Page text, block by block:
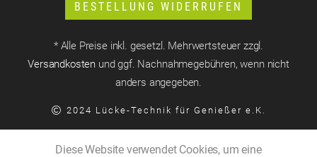
BESTELLUNG WIDERRUFEN
* Alle Preise inkl. gesetzl. Mehrwertsteuer zzgl.
Versandkosten und ggf. Nachnahmegebühren, wenn nicht
anders angegeben.
2024 Lücke-Technik für Genießer e.K.
Diese Website verwendet Cookies, um eine